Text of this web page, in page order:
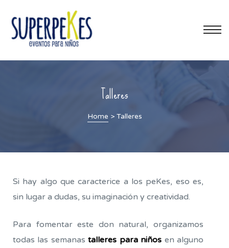
Talleres
Home > Talleres
Si hay algo que caracterice a los peKes, eso es,
sin lugar a dudas, su imaginación y creatividad.
Para fomentar este don natural, organizamos
todas las semanastalleres para niños en alguno